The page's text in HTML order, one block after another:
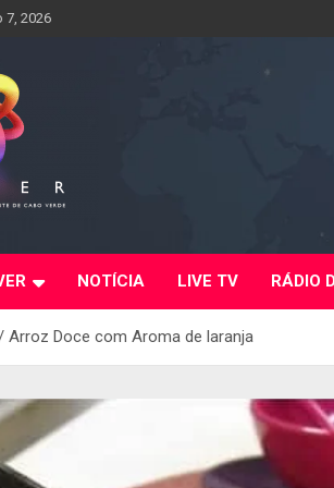
7, 2026
NOTÍCIA LIVE TV RÁDIO
Arroz Doce com Aroma de laranja